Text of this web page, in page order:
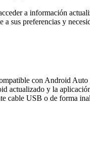
a información
sus preferencias y
con Android
actualizado y la
USB o de forma